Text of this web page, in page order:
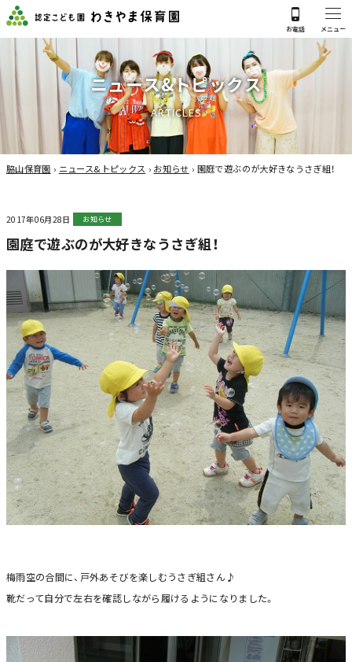
ニュース&トピックス
ARTICLES
脇山保育園 › ニュース&トピックス › お知らせ › 園庭で遊ぶのが大好きなうさぎ組！
2017年06月28日 お知らせ
園庭で遊ぶのが大好きなうさぎ組！
梅雨空の合間に、戸外あそびを楽しむうさぎ組さん♪
靴だって自分で左右を確認しながら履けるようになりました。